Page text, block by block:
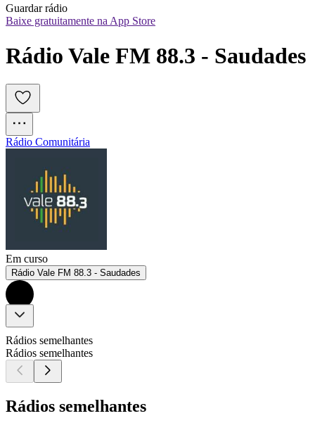
Guardar rádio
Baixe gratuitamente na App Store
Rádio Vale FM 88.3 - Saudades
Rádio Comunitária
Em curso
Rádio Vale FM 88.3 - Saudades
Rádios semelhantes
Rádios semelhantes
Rádios semelhantes